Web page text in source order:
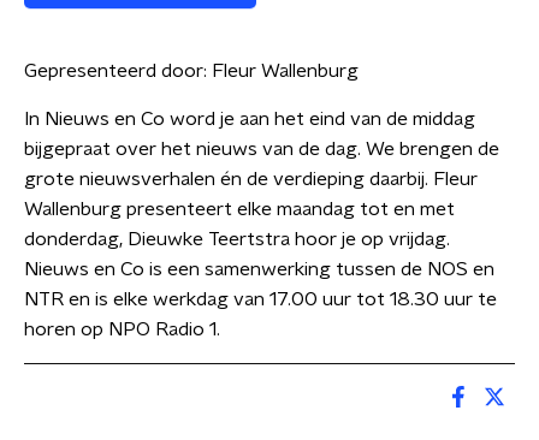
Gepresenteerd door: Fleur Wallenburg
In Nieuws en Co word je aan het eind van de middag
bijgepraat over het nieuws van de dag. We brengen de
grote nieuwsverhalen én de verdieping daarbij. Fleur
Wallenburg presenteert elke maandag tot en met
donderdag, Dieuwke Teertstra hoor je op vrijdag.
Nieuws en Co is een samenwerking tussen de NOS en
NTR en is elke werkdag van 17.00 uur tot 18.30 uur te
horen op NPO Radio 1.